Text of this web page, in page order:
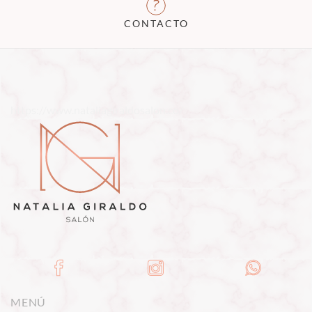
CONTACTO
MENÚ